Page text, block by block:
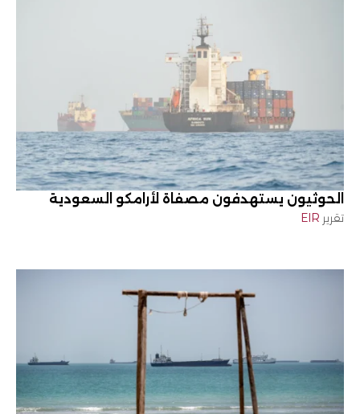
الحوثيون يستهدفون مصفاة لأرامكو السعودية
تقرير EIR